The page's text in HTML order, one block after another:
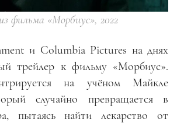
фильма «Морбиус», 2022
и Columbia Pictures на днях
трейлер к фильму «Морбиус».
на учёном Майкле
случайно превращается в
пытаясь найти лекарство от